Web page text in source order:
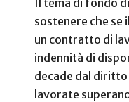
sostenere che se
un contratto di
indennità di
decade dal
lavorate